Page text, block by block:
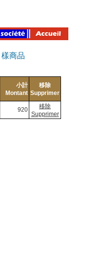
樣商品
小計
Montant
移除
Supprimer
920
移除
Supprimer